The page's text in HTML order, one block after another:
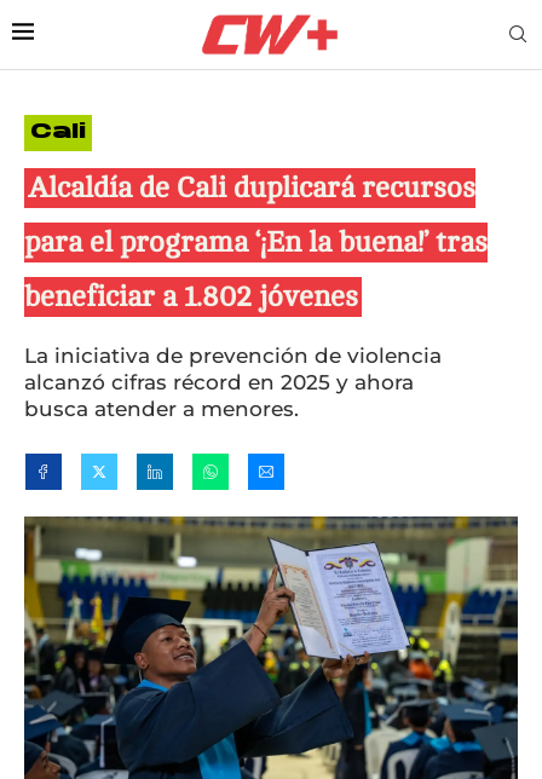
Cali
Alcaldía de Cali duplicará recursos
para el programa ‘¡En la buena!’ tras
beneficiar a 1.802 jóvenes
La iniciativa de prevención de violencia
alcanzó cifras récord en 2025 y ahora
busca atender a menores.